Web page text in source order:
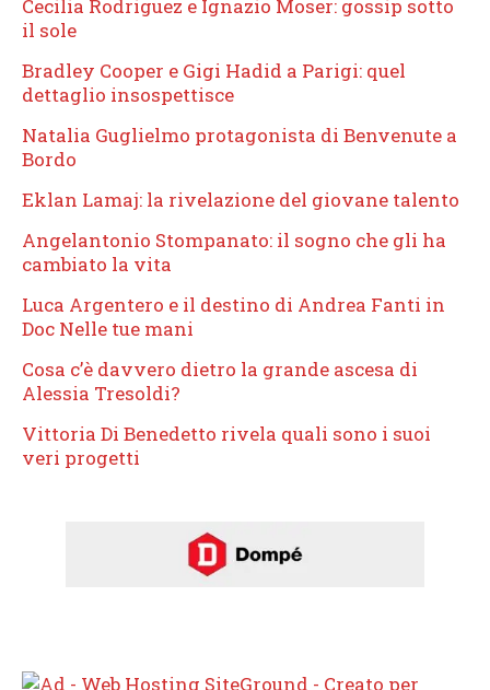
Cecilia Rodriguez e Ignazio Moser: gossip sotto
il sole
Bradley Cooper e Gigi Hadid a Parigi: quel
dettaglio insospettisce
Natalia Guglielmo protagonista di Benvenute a
Bordo
Eklan Lamaj: la rivelazione del giovane talento
Angelantonio Stompanato: il sogno che gli ha
cambiato la vita
Luca Argentero e il destino di Andrea Fanti in
Doc Nelle tue mani
Cosa c’è davvero dietro la grande ascesa di
Alessia Tresoldi?
Vittoria Di Benedetto rivela quali sono i suoi
veri progetti